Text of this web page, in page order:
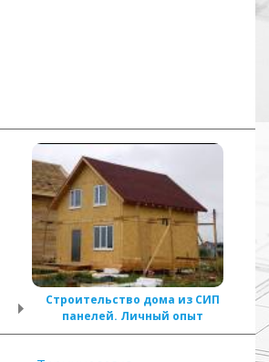
Строительство дома из СИП
панелей. Личный опыт